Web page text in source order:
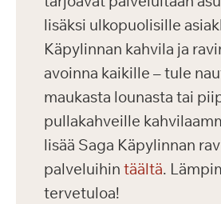
lisäksi ulkopuolisille
Käpylinnan kahvila ja
avoinna kaikille – tule
maukasta lounasta tai
pullakahveille
lisää Saga Käpylinnan
palveluihin täältä.
tervetuloa!